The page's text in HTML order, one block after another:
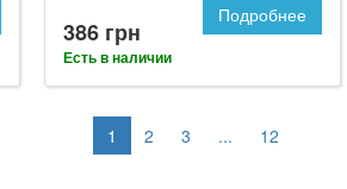
386 грн
Есть в наличии
Подробнее
1 2 3 ... 12